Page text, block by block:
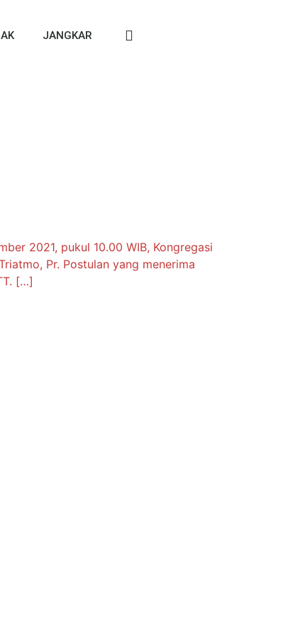
JANGKAR
2021, pukul 10.00 WIB, Kongregasi
Pr. Postulan yang menerima
[…]